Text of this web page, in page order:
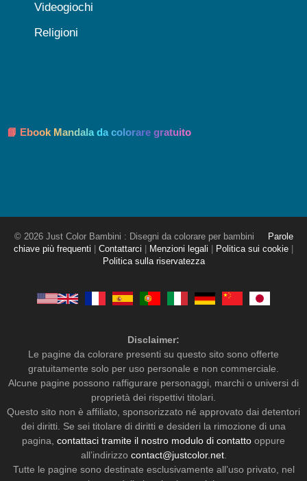
Videogiochi
Religioni
📘 Ebook Mandala da colorare gratuito
© 2026 Just Color Bambini : Disegni da colorare per bambini
Parole
chiave più frequenti
Contattarci Menzioni legali Politica sui cookie
Politica sulla riservatezza
Disclaimer:
Le pagine da colorare presenti su questo sito sono offerte
gratuitamente solo per uso personale e non commerciale.
Alcune pagine possono raffigurare personaggi, marchi o universi di
proprietà dei rispettivi titolari.
Questo sito non è affiliato, sponsorizzato né approvato dai detentori
dei diritti. Se sei titolare di diritti e desideri la rimozione di una
pagina, contattaci tramite il nostro modulo di contatto oppure
all’indirizzo contact@justcolor.net.
Tutte le pagine sono destinate esclusivamente all’uso privato, nel